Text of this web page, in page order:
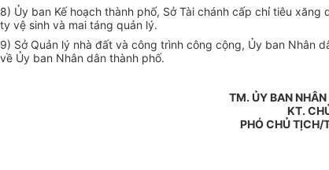
8) Ủy ban Kế hoạch thành phố, Sở Tài chánh cấp chỉ tiêu
ty vệ sinh và mai táng quản lý.
9) Sở Quản lý nhà đất và công trình công cộng, Ủy ban Nhân
về Ủy ban Nhân dân thành phố.
TM. ỦY BAN
KT.
PHÓ CHỦ TỊCH/